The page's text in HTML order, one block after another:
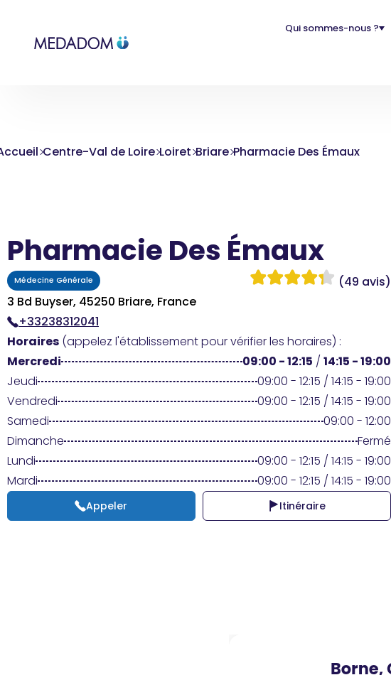
Qui sommes-nous ?
Centre-Val de Loire Loiret Briare Pharmacie Des Émaux
Pharmacie Des Émaux
Médecine Générale
(49 avis)
3 Bd Buyser, 45250 Briare, France
+33238312041
Horaires (appelez l'établissement pour vérifier les horaires) :
Mercredi
09:00 - 12:15 / 14:15 - 19:00
Jeudi
09:00 - 12:15 / 14:15 - 19:00
Vendredi
09:00 - 12:15 / 14:15 - 19:00
Samedi
09:00 - 12:00
Dimanche
Fermé
Lundi
09:00 - 12:15 / 14:15 - 19:00
Mardi
09:00 - 12:15 / 14:15 - 19:00
Appeler Itinéraire